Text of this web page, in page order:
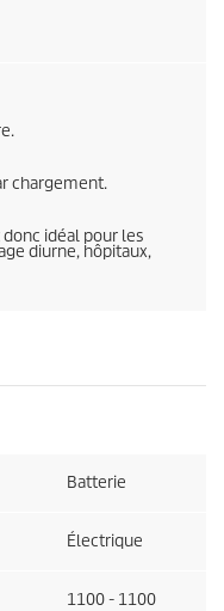
chargement.
idéal pour les
diurne, hôpitaux,
Batterie
Électrique
1100 - 1100